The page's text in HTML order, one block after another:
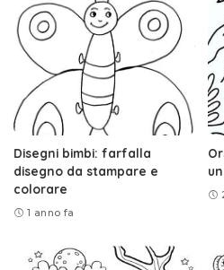
Disegni bimbi: farfalla
disegno da stampare e
colorare
1 anno fa